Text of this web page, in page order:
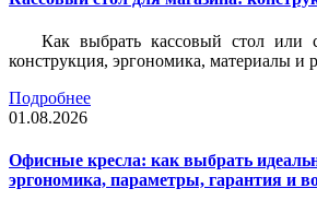
Как выбрать кассовый стол или
конструкция, эргономика, материалы и
Подробнее
01.08.2026
Офисные кресла: как выбрать
эргономика, параметры, гарантия и